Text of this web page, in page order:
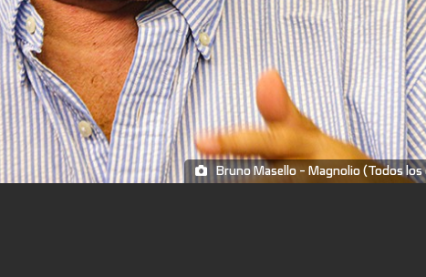
Bruno Masello - Magnolio (Todos